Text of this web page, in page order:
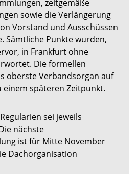
zeitgemäße
sowie die Verlängerung
Vorstand und Ausschüssen
Sämtliche Punkte wurden,
in Frankfurt ohne
Die formellen
oberste Verbandsorgan auf
einem späteren Zeitpunkt.
sei jeweils
nächste
ist für Mitte November
Dachorganisation